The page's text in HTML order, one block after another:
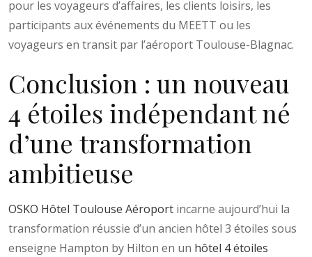
pour les voyageurs d’affaires, les clients loisirs, les
participants aux événements du MEETT ou les
voyageurs en transit par l’aéroport Toulouse-Blagnac.
Conclusion : un nouveau
4 étoiles indépendant né
d’une transformation
ambitieuse
OSKO Hôtel Toulouse Aéroport incarne aujourd’hui la
transformation réussie d’un ancien hôtel 3 étoiles sous
enseigne Hampton by Hilton en un hôtel 4 étoiles